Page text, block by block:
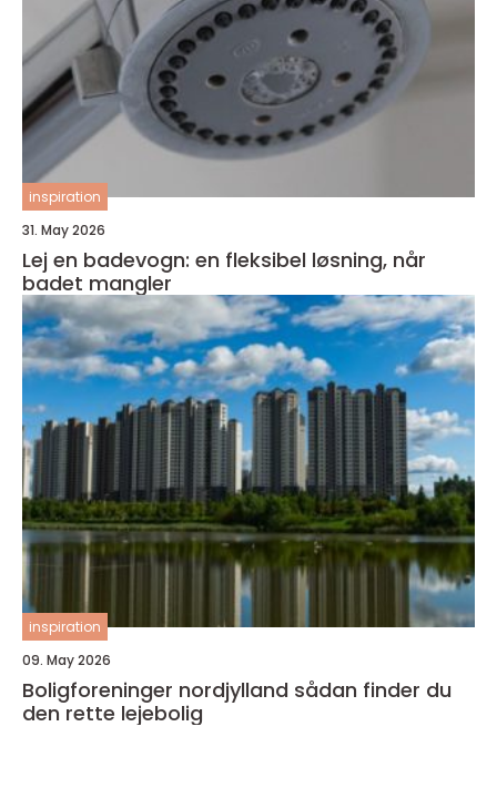
inspiration
31. May 2026
Lej en badevogn: en fleksibel løsning, når
badet mangler
inspiration
09. May 2026
Boligforeninger nordjylland sådan finder du
den rette lejebolig